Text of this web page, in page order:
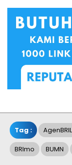
Tag :
BRImo BUMN